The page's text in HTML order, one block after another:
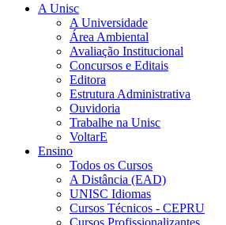
A Unisc
A Universidade
Área Ambiental
Avaliação Institucional
Concursos e Editais
Editora
Estrutura Administrativa
Ouvidoria
Trabalhe na Unisc
VoltarE
Ensino
Todos os Cursos
A Distância (EAD)
UNISC Idiomas
Cursos Técnicos - CEPRU
Cursos Profissionalizantes